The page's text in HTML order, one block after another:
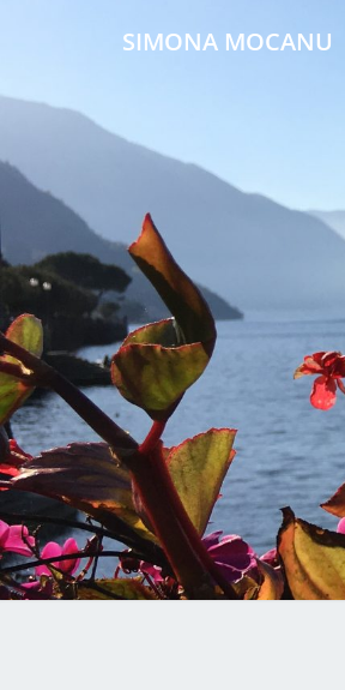
SIMONA MOCANU